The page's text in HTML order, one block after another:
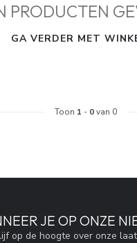
PRODUCTEN
GA VERDER MET
Toon 1 - 0van 0
JE OP ONZE
op de hoogte over onze